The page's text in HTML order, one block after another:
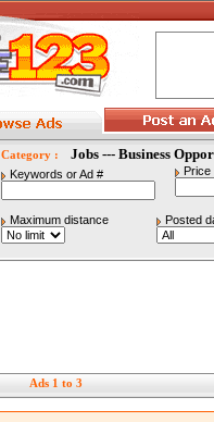
Category : Jobs --- Business
Keywords or Ad # Price
Maximum distance Posted
Ads 1 to 3